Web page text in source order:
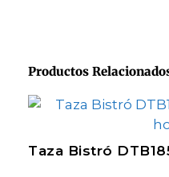
Productos
Taza Bistró